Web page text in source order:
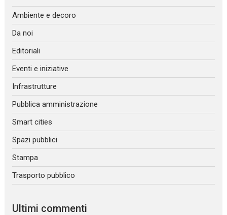
Ambiente e decoro
Da noi
Editoriali
Eventi e iniziative
Infrastrutture
Pubblica amministrazione
Smart cities
Spazi pubblici
Stampa
Trasporto pubblico
Ultimi commenti